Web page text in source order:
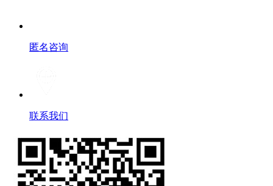
匿名咨询
联系我们